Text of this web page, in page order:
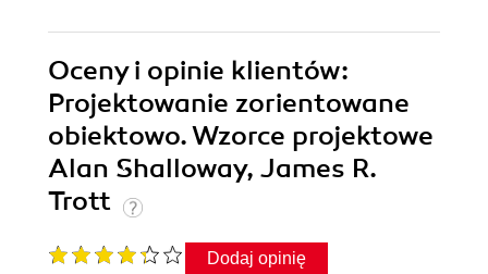
Oceny i opinie klientów:
Projektowanie zorientowane
obiektowo. Wzorce projektowe
Alan Shalloway, James R.
Trott
Dodaj opinię